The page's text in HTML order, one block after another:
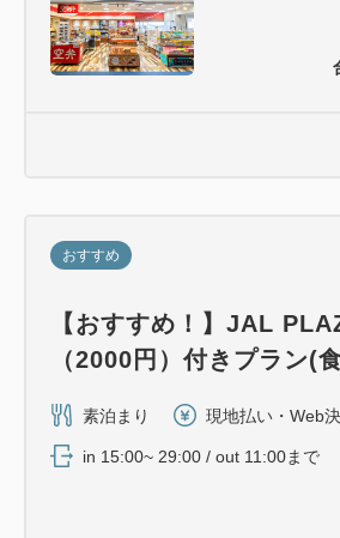
おすすめ
【おすすめ！】JAL
（2000円）付きプラン(
素泊まり 現地払い・Web
in 15:00~ 29:00 / out 11:00まで